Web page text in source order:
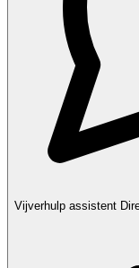
Vijverhulp assistent